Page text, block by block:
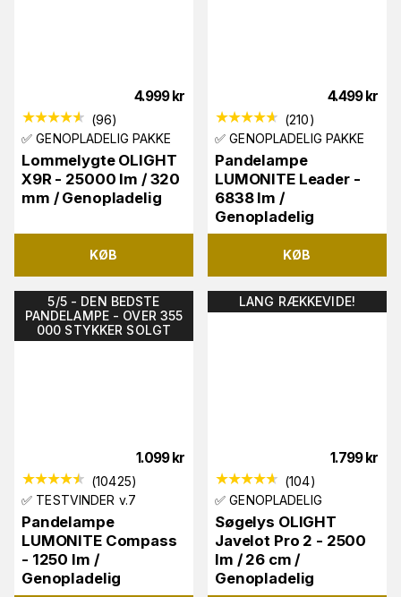
4.999 kr
(96)
✅ GENOPLADELIG PAKKE
Lommelygte OLIGHT
X9R - 25000 lm / 320
mm / Genopladelig
KØB
4.499 kr
(210)
✅ GENOPLADELIG PAKKE
Pandelampe
LUMONITE Leader -
6838 lm /
Genopladelig
KØB
5/5 - DEN BEDSTE
PANDELAMPE - OVER 355
000 STYKKER SOLGT
1.099 kr
(10425)
✅ TESTVINDER v.7
Pandelampe
LUMONITE Compass
- 1250 lm /
Genopladelig
LANG RÆKKEVIDE!
1.799 kr
(104)
✅ GENOPLADELIG
Søgelys OLIGHT
Javelot Pro 2 - 2500
lm / 26 cm /
Genopladelig